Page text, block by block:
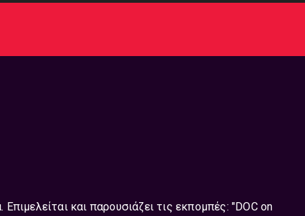
και παρουσιάζει τις εκπομπές: "DOC on